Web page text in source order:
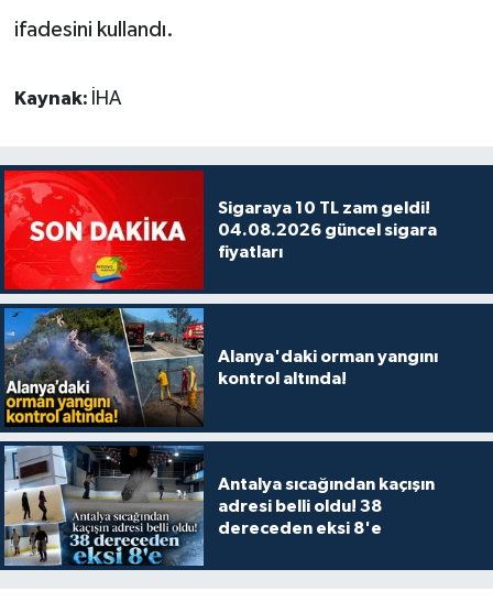
ifadesini kullandı.
Kaynak: İHA
Sigaraya 10 TL zam geldi!
04.08.2026 güncel sigara
fiyatları
Alanya'daki orman yangını
kontrol altında!
Antalya sıcağından kaçışın
adresi belli oldu! 38
dereceden eksi 8'e